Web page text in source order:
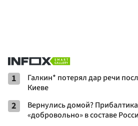
1
Галкин* потерял дар речи
Киеве
2
Вернулись домой?
«добровольно» в составе